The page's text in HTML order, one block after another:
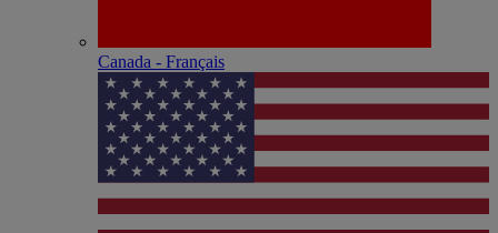
Canada - Français